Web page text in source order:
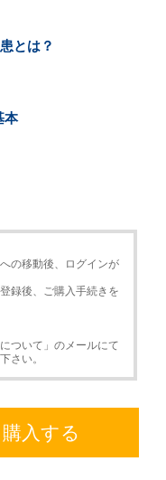
とは？
本
の移動後、ログインが
録後、ご購入手続きを
ついて」のメールにて
さい。
入する